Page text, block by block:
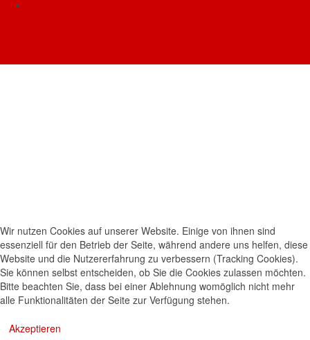
Wir nutzen Cookies auf unserer Website. Einige von ihnen sind
essenziell für den Betrieb der Seite, während andere uns helfen, diese
Website und die Nutzererfahrung zu verbessern (Tracking Cookies).
Sie können selbst entscheiden, ob Sie die Cookies zulassen möchten.
Bitte beachten Sie, dass bei einer Ablehnung womöglich nicht mehr
alle Funktionalitäten der Seite zur Verfügung stehen.
Akzeptieren